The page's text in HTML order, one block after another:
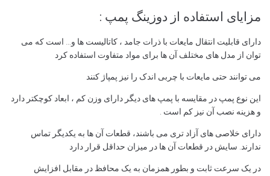
مزایای استفاده از دوزینگ پمپ :
دارای قابلیت انتقال مایعات با ذرات جامد ، کاتالیست ها و… است که می
توان از مدل های مختلف آن ها برای مواد متفاوت استفاده کرد
می توانند حتی مایعات با چربی اندک را نیز پمپاژ کنند
این نوع پمپ در مقایسه با پمپ های دیگر دارای وزن کم ، ابعاد کوچکتر دارد
و هزینه نصب آن نیز کم است .
دارای خلاصی های آزاد تری می باشند، قطعات آن ها به یکدیگر تماس
ندارند. سایش در قطعات آن ها در میزان حداقل قرار دارد
در یک سرعت ثابت و بطور همزمان به یک محافظ در مقابل افزایش